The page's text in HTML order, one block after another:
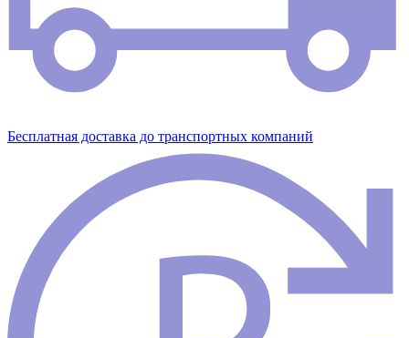
Бесплатная доставка до транспортных компаний